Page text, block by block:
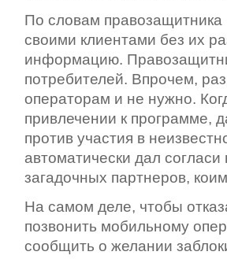
По словам
своими клиентами без их
информацию.
потребителей. Впрочем,
операторам и не нужно.
привлечении к программе,
против участия в
автоматически дал
загадочных партнеров,
На самом деле, чтобы
позвонить мобильному
сообщить о желании